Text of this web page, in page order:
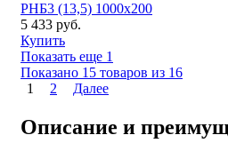
РНБ3 (13,5) 1000x200
5 433 руб.
Купить
Показать еще 1
Показано 15 товаров из 16
1
2 Далее
Описание и